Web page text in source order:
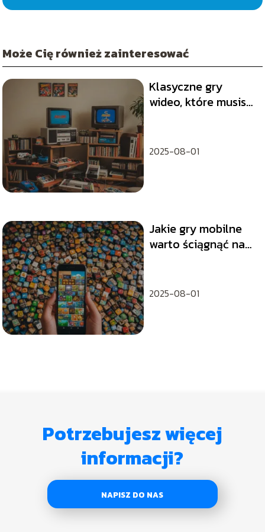
Może Cię również zainteresować
Klasyczne gry
wideo, które musisz
2025-08-01
Jakie gry mobilne
warto ściągnąć na
2025-08-01
Potrzebujesz więcej
informacji?
NAPISZ DO NAS